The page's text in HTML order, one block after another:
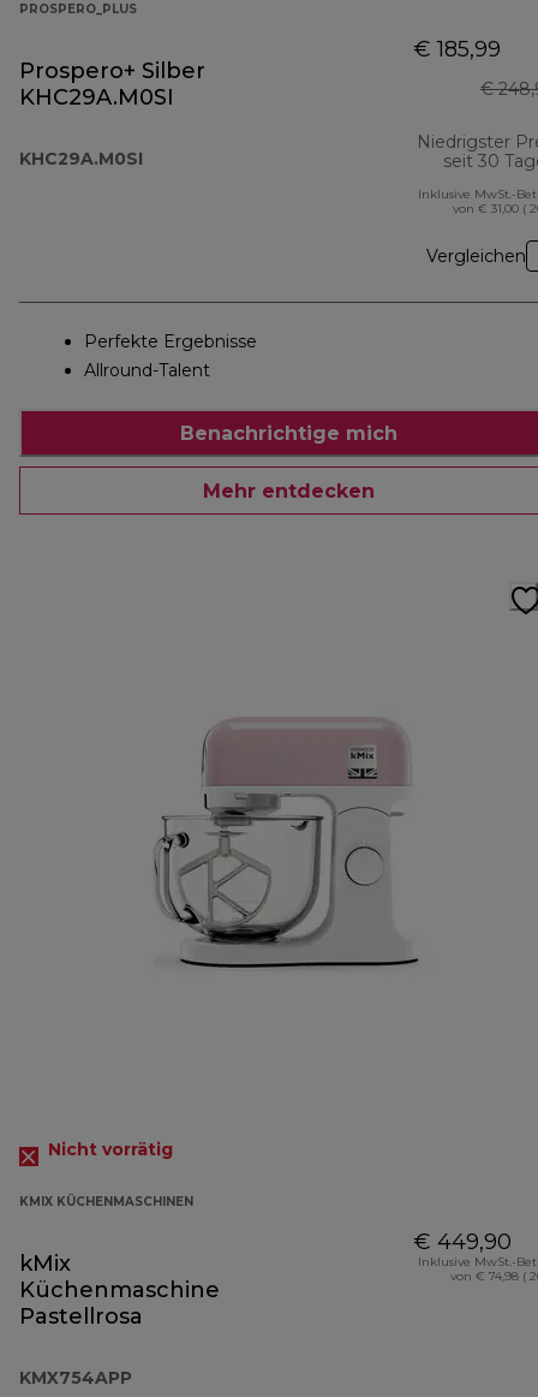
PROSPERO_PLUS
Prospero+ Silber
KHC29A.M0SI
KHC29A.M0SI
€ 185,99
€
Niedrigster
seit 30
Inklusive MwSt.-
von € 31,00 (
Vergleichen
Perfekte Ergebnisse
Allround-Talent
Benachrichtige mich
Mehr entdecken
Nicht vorrätig
KMIX KÜCHENMASCHINEN
kMix
Küchenmaschine
Pastellrosa
KMX754APP
€ 449,90
Inklusive MwSt.-
von € 74,98 (